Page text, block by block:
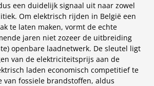
een duidelijk signaal uit naar zowel
Om elektrisch rijden in België een
te laten maken, vormt de echte
jaren niet zozeer de uitbreiding
openbare laadnetwerk. De sleutel ligt
van de elektriciteitsprijs aan de
laden economisch competitief te
van fossiele brandstoffen, aldus